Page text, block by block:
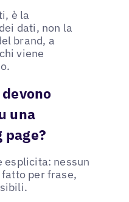
è la
dati, non la
brand, a
viene
una
page?
esplicita: nessun
per frase,